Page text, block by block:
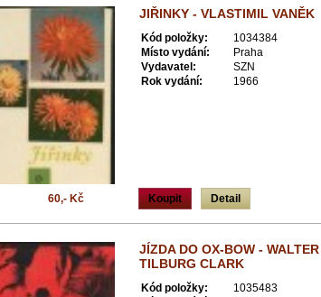
JIŘINKY - VLASTIMIL VANĚK
Kód položky:
1034384
Místo vydání:
Praha
Vydavatel:
SZN
Rok vydání:
1966
Koupit Detail
60,- Kč
JÍZDA DO OX-BOW -
TILBURG CLARK
Kód položky:
1035483